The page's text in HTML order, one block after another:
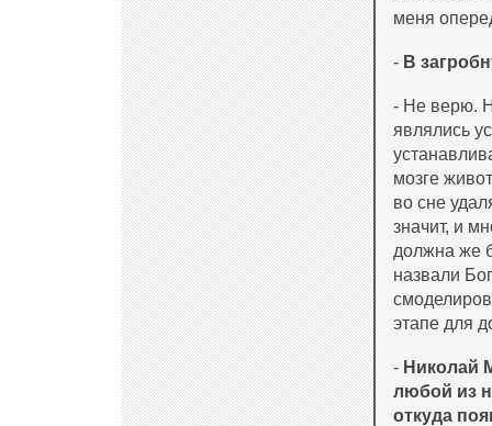
меня
- В
- Не верю.
являлись
мозге
во сне
значит, и
должна же
назвали
этапе для
- Николай
любой из
откуда